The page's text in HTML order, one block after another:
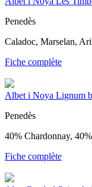
Penedès
Caladoc, Marselan,
Fiche complète
Albet i Noya Lignum
Penedès
40% Chardonnay,
Fiche complète